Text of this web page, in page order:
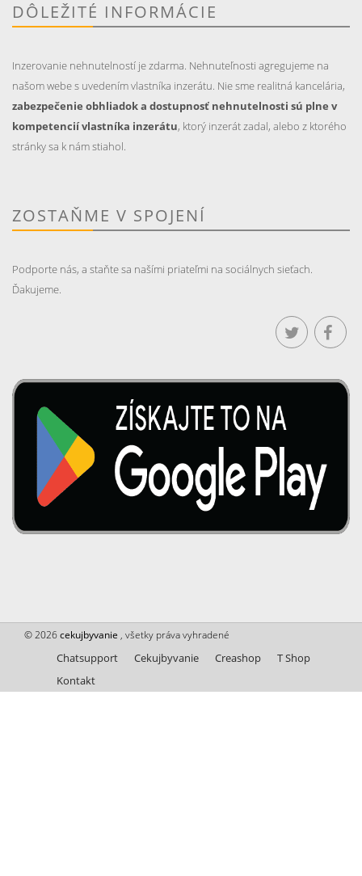
DÔLEŽITÉ INFORMÁCIE
Inzerovanie nehnutelností je zdarma. Nehnuteľnosti agregujeme na
našom webe s uvedením vlastníka inzerátu. Nie sme realitná kancelária,
zabezpečenie obhliadok a dostupnosť nehnutelnosti sú plne v
kompetencií vlastníka inzerátu, ktorý inzerát zadal, alebo z ktorého
stránky sa k nám stiahol.
ZOSTAŇME V SPOJENÍ
Podporte nás, a staňte sa našími priateľmi na sociálnych sieťach.
Ďakujeme.
© 2026cekujbyvanie , všetky práva vyhradené
Chatsupport Cekujbyvanie Creashop
T Shop
Kontakt